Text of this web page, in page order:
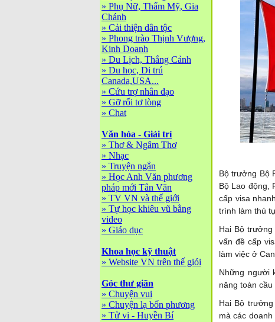
» Phụ Nữ, Thẩm Mỹ, Gia
Chánh
» Cải thiện dân tộc
» Phong trào Thịnh Vượng,
Kinh Doanh
» Du Lịch, Thắng Cảnh
» Du học, Di trú
Canada,USA...
» Cứu trợ nhân đạo
» Gỡ rối tơ lòng
» Chat
Văn hóa - Giải trí
» Thơ & Ngâm Thơ
» Nhạc
» Truyện ngắn
» Học Anh Văn phương
pháp mới Tân Văn
» TV VN và thế giới
» Tự học khiêu vũ bằng
video
» Giáo dục
Khoa học kỹ thuật
» Website VN trên thế giói
Góc thư giãn
» Chuyện vui
» Chuyện lạ bốn phương
» Tử vi - Huyền Bí
Bộ trưởng Bộ
Bộ Lao động,
cấp visa
trình làm thủ
Hai Bộ
vấn đề cấp
làm việc ở
Những người
năng toàn
Hai Bộ
mà các